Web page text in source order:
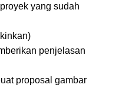
yang sudah
penjelasan
proposal gambar